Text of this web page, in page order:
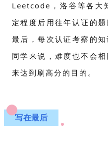
Leetcode，洛谷等各大
定程度后用往年认证的
最后，每次认证考察的
同学来说，难度也不会
来达到刷高分的目的。
写在最后